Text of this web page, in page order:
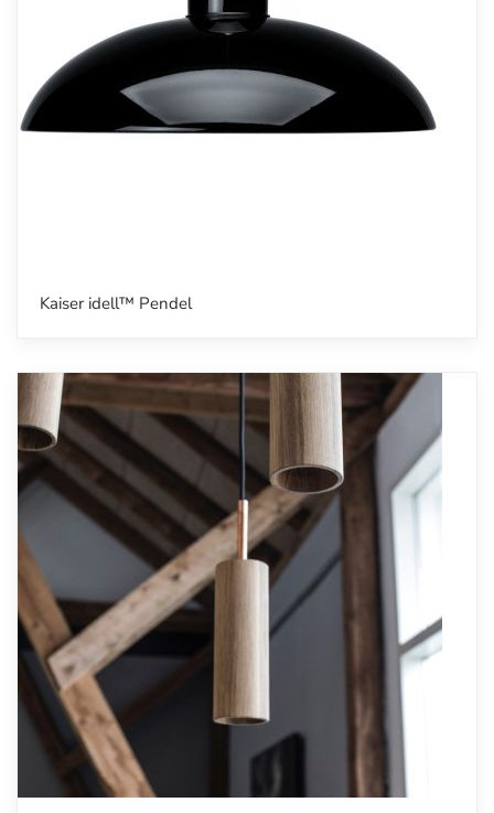
Kaiser idell™ Pendel